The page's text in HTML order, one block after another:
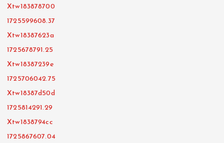
Xtw183878700
1725599608.37
Xtw18387623a
1725678791.25
Xtw18387239e
1725706042.75
Xtw18387d50d
1725814291.29
Xtw1838794cc
1725867607.04